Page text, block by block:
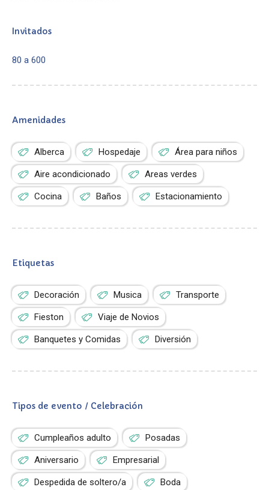
Invitados
80 a 600
Amenidades
Alberca Hospedaje Área para niños
Aire acondicionado Areas verdes
Cocina Baños Estacionamiento
Etiquetas
Decoración Musica Transporte
Fieston Viaje de Novios
Banquetes y Comidas Diversión
Tipos de evento / Celebración
Cumpleaños adulto Posadas
Aniversario Empresarial
Despedida de soltero/a Boda